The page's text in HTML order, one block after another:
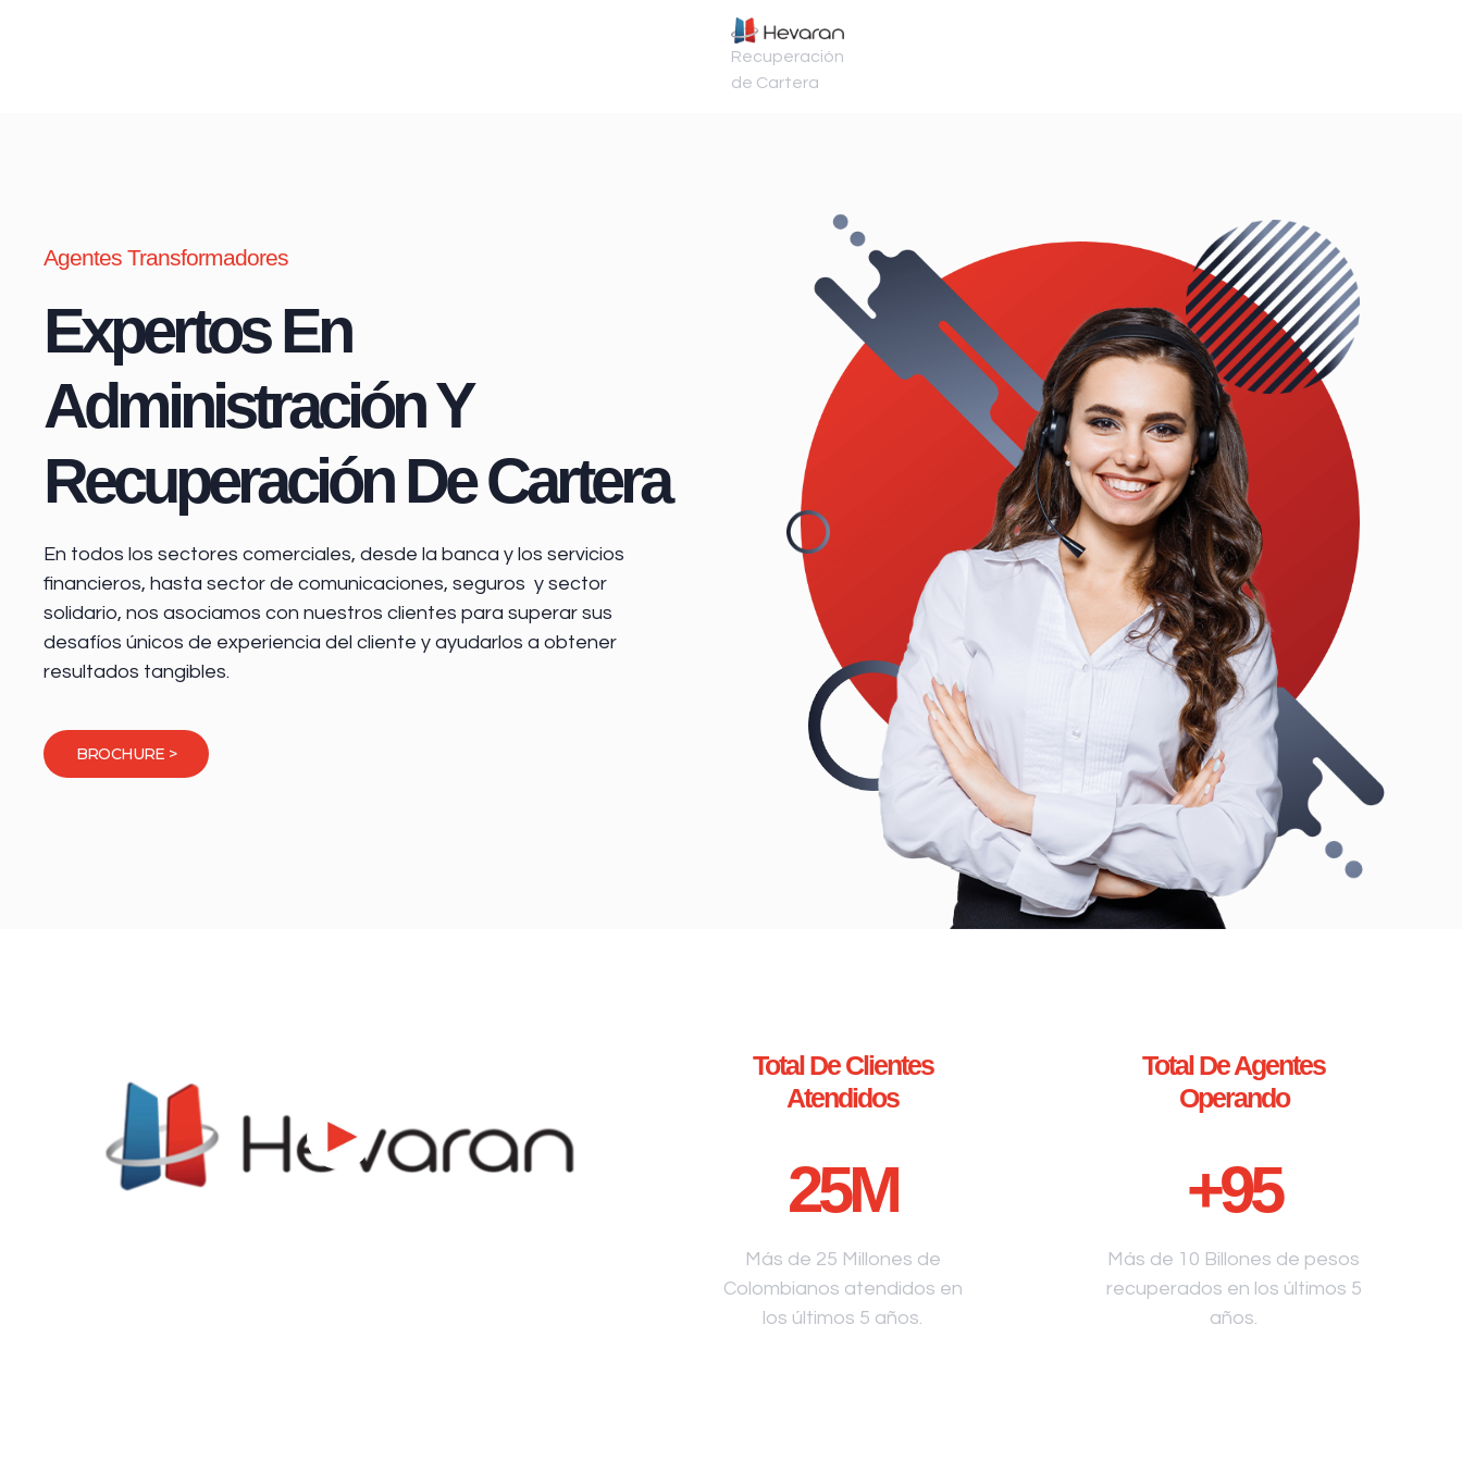
Recuperación
de Cartera
Agentes Transformadores
Expertos En
Administración Y
Recuperación De Cartera
En todos los sectores comerciales, desde la banca y los servicios
financieros, hasta sector de comunicaciones, seguros y sector
solidario, nos asociamos con nuestros clientes para superar sus
desafíos únicos de experiencia del cliente y ayudarlos a obtener
resultados tangibles.
BROCHURE >
Total De Clientes
Atendidos
25M
Más de 25 Millones de
Colombianos atendidos en
los últimos 5 años.
Total De Agentes
Operando
+95
Más de 10 Billones de pesos
recuperados en los últimos 5
años.